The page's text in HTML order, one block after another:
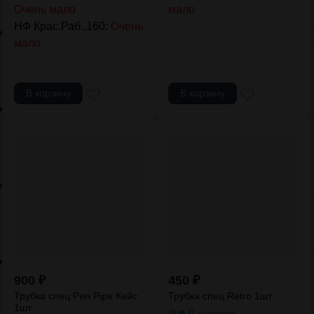
Очень мало
НФ Крас.Раб.,160: Очень
мало
мало
Трубка спец Pen Pipe Кейс
1шт
Трубка спец Retro 1шт